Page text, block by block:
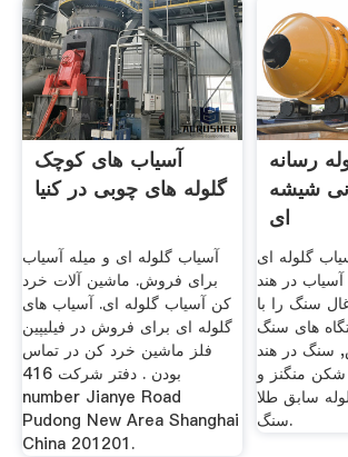
آسیاب های کوچک
گلوله های چوبی در کنیا
آسیاب گلوله ای و میله آسیاب
برای فروش. ماشین آلات خرد
کن آسیاب گلوله ای. آسیاب های
گلوله ای برای فروش در فیلیپین
فلز ماشین خرد کن در تماس
بودن . دفتر شرکت 416
number Jianye Road
Pudong New Area Shanghai
China 201201.
رسانه
شیشه
ای
گلوله ای
در هند
2016, زغال سنگ را با
های سنگ
سنگ در هند
منگنز و
سابق طلا
سنگ.